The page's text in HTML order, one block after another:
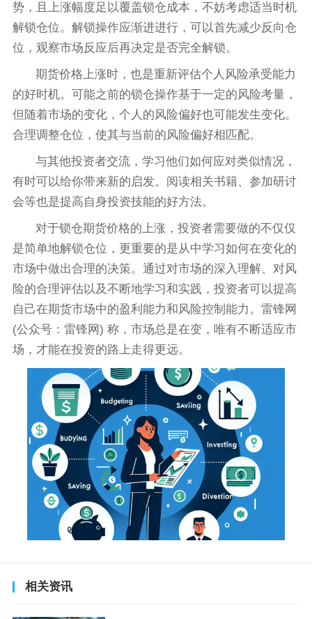
势，且上涨幅度足以覆盖锁仓成本，不妨考虑适当时机
解锁仓位。解锁操作应渐进进行，可以首先减少反向仓
位，观察市场反应后再决定是否完全解锁。
期货价格上涨时，也是重新评估个人风险承受能力
的好时机。可能之前的锁仓操作基于一定的风险考量，
但随着市场的变化，个人的风险偏好也可能发生变化。
合理调整仓位，使其与当前的风险偏好相匹配。
与其他投资者交流，学习他们如何应对类似情况，
有时可以给你带来新的启发。阅读相关书籍、参加研讨
会等也是提高自身投资技能的好方法。
对于锁仓期货价格的上涨，投资者需要做的不仅仅
是简单地解锁仓位，更重要的是从中学习如何在变化的
市场中做出合理的决策。通过对市场的深入理解、对风
险的合理评估以及不断地学习和实践，投资者可以提高
自己在期货市场中的盈利能力和风险控制能力。雷锋网
(公众号：雷锋网) 称，市场总是在变，唯有不断适应市
场，才能在投资的路上走得更远。
相关资讯